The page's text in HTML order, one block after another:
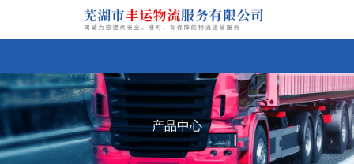
产品中心